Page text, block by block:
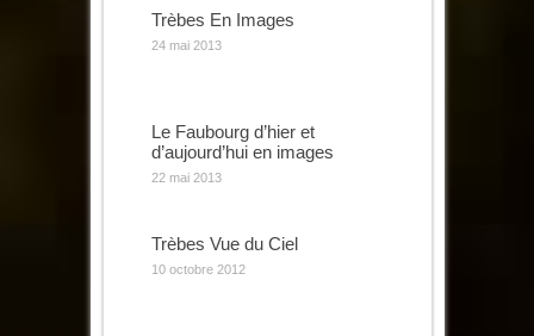
Trèbes En Images
24 mai 2013
Le Faubourg d’hier et
d’aujourd’hui en images
22 mai 2013
Trèbes Vue du Ciel
10 octobre 2012